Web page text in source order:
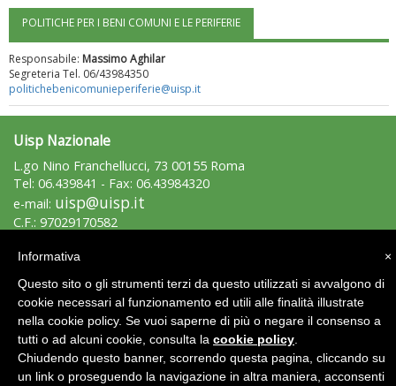
"Superare gli ostacoli": la relazione di Tiziano Pesce al CN Uisp
rivoluzioni"
POLITICHE PER I BENI COMUNI E LE PERIFERIE
Responsabile: Massimo Aghilar
Segreteria Tel. 06/43984350
politichebenicomunieperiferie@uisp.it
Uisp Nazionale
L.go Nino Franchellucci, 73 00155 Roma
Tel: 06.439841 - Fax: 06.43984320
e-mail: uisp@uisp.it
C.F.: 97029170582
×
Informativa
Questo sito o gli strumenti terzi da questo utilizzati si avvalgono di
cookie necessari al funzionamento ed utili alle finalità illustrate
nella cookie policy. Se vuoi saperne di più o negare il consenso a
tutti o ad alcuni cookie, consulta la cookie policy
Chiudendo questo banner, scorrendo questa pagina, cliccando su
un link o proseguendo la navigazione in altra maniera, acconsenti